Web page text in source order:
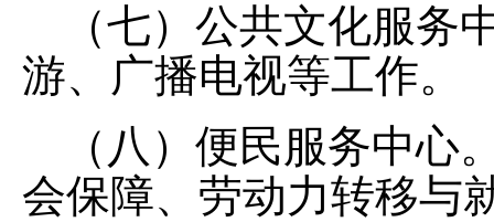
（七）公共文化服务
游、广播电视等工作。
（八）便民服务中心
会保障、劳动力转移与